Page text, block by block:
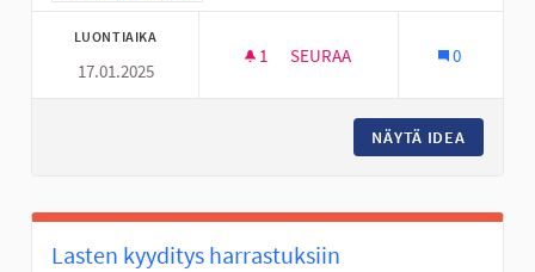
LUONTIAIKA
17.01.2025
1 1 SEURAAJA
SEURAA 0
NÄYTÄ IDEA
Lasten kyyditys harrastuksiin